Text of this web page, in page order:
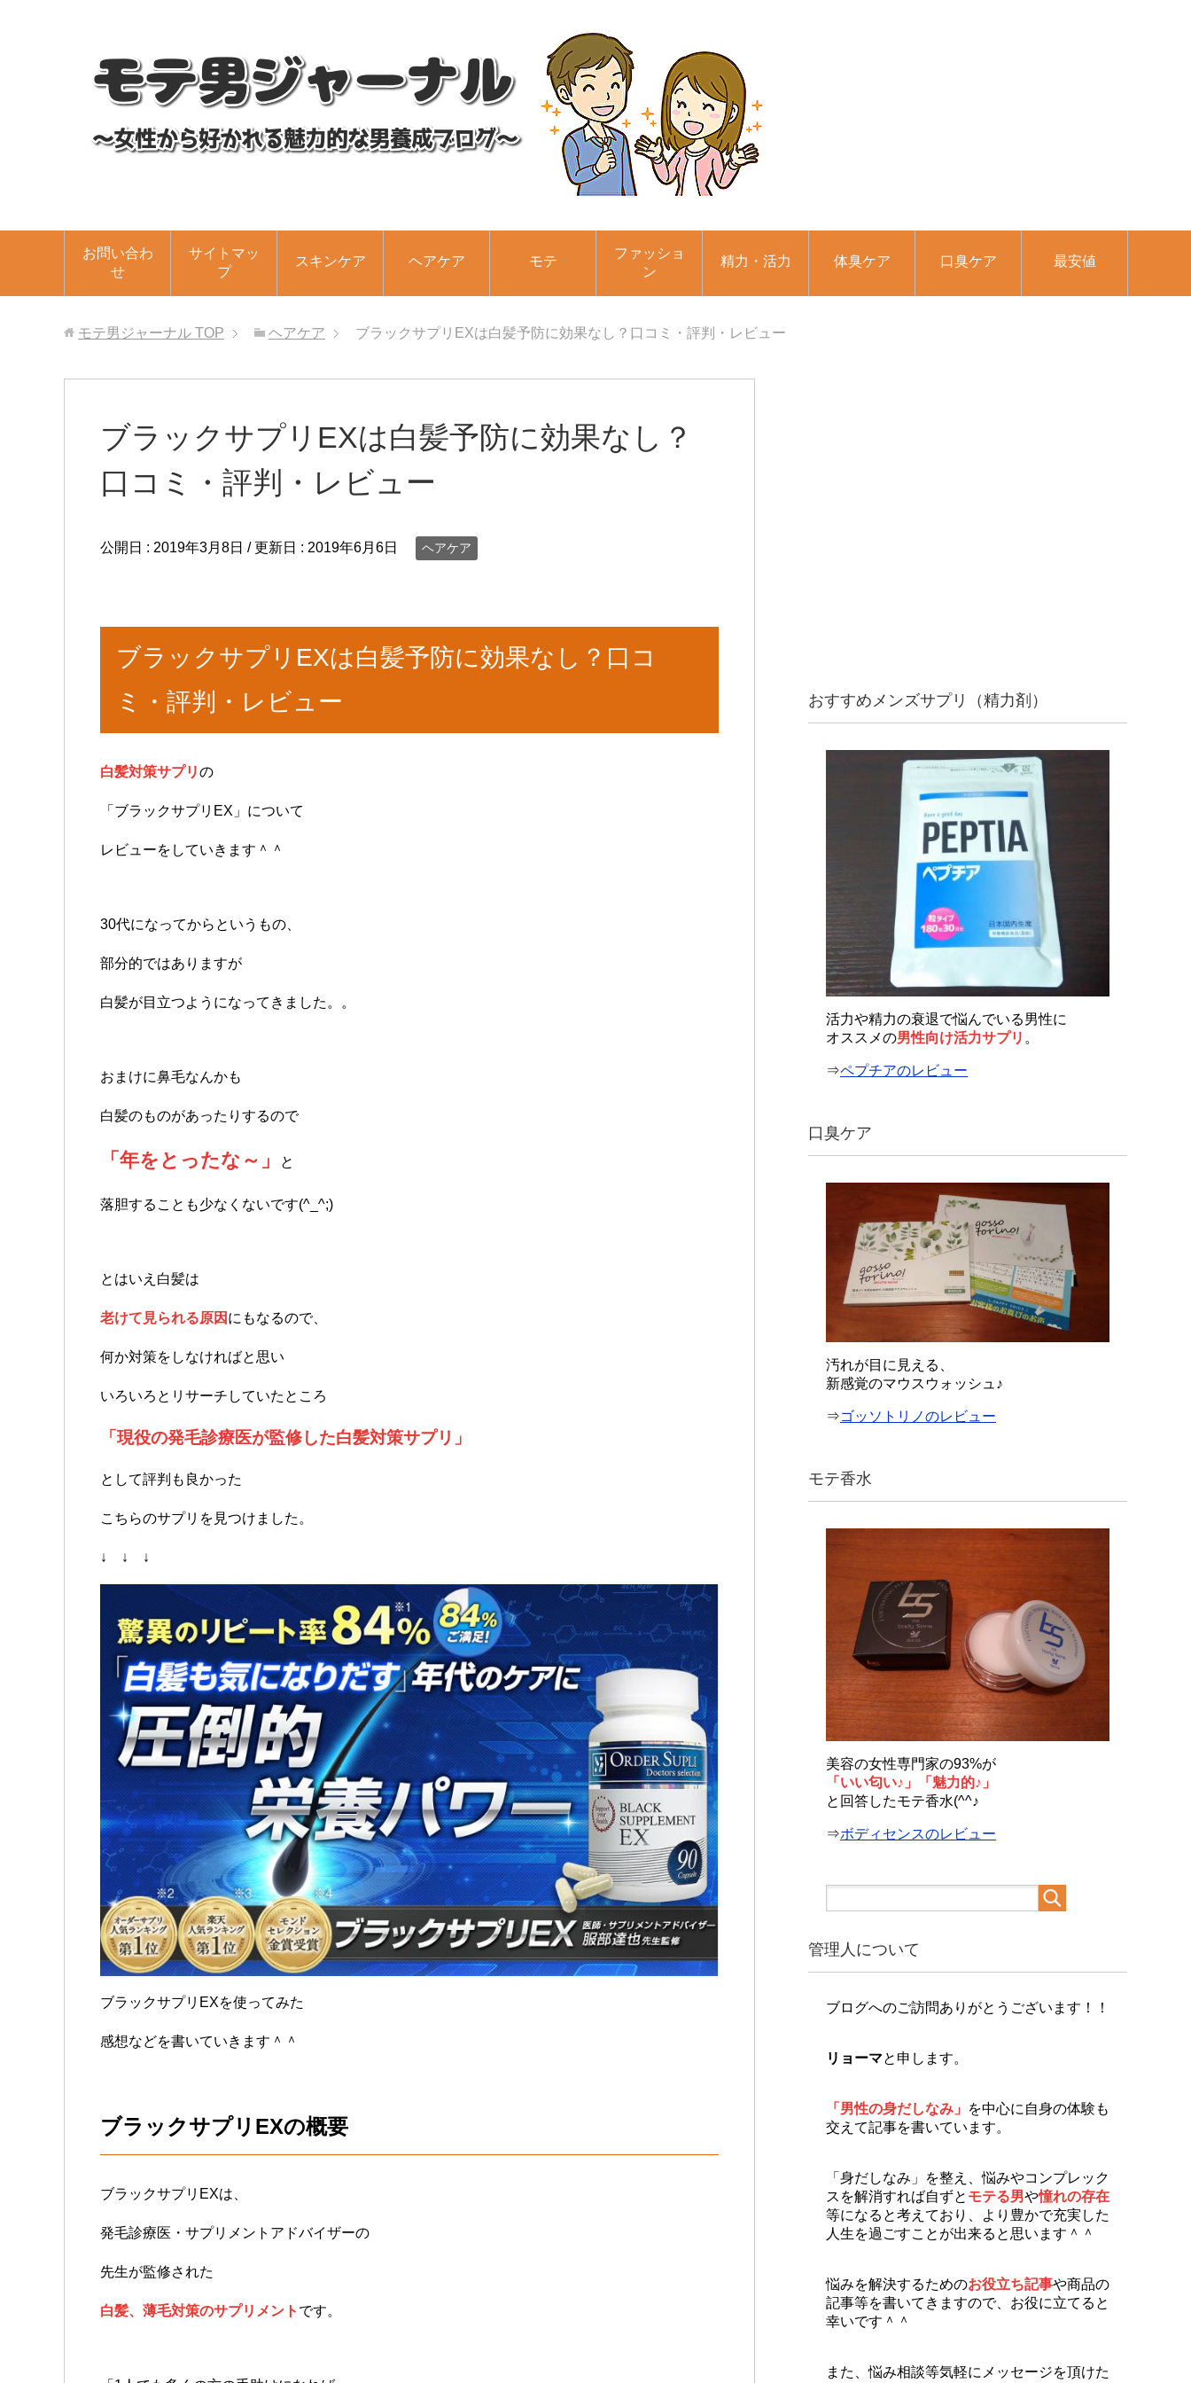
お問い合わ
せ
サイトマッ
プ
スキンケア ヘアケア モテ
ファッショ
ン
精力・活力 体臭ケア 口臭ケア 最安値
モテ男ジャーナル TOP ヘアケア ブラックサプリEXは白髪予防に効果なし？口コミ・評判・レビュー
ブラックサプリEXは白髪予防に効果なし？
口コミ・評判・レビュー
公開日 : 2019年3月8日 / 更新日 : 2019年6月6日 ヘアケア
ブラックサプリEXは白髪予防に効果なし？口コ
ミ・評判・レビュー
白髪対策サプリの
「ブラックサプリEX」について
レビューをしていきます＾＾
30代になってからというもの、
部分的ではありますが
白髪が目立つようになってきました。。
おまけに鼻毛なんかも
白髪のものがあったりするので
「年をとったな～」 と
落胆することも少なくないです(^_^;)
とはいえ白髪は
老けて見られる原因 にもなるので、
何か対策をしなければと思い
いろいろとリサーチしていたところ
「現役の発毛診療医が監修した白髪対策サプリ」
として評判も良かった
こちらのサプリを見つけました。
↓ ↓ ↓
ブラックサプリEXを使ってみた
感想などを書いていきます＾＾
ブラックサプリEXの概要
ブラックサプリEXは、
発毛診療医・サプリメントアドバイザーの
先生が監修された
白髪、薄毛対策のサプリメント です。
おすすめメンズサプリ（精力剤）
活力や精力の衰退で悩んでいる男性に
オススメの男性向け活力サプリ 。
⇒ペプチアのレビュー
口臭ケア
汚れが目に見える、
新感覚のマウスウォッシュ♪
⇒ゴッソトリノのレビュー
モテ香水
美容の女性専門家の93%が
「いい匂い♪」「魅力的♪」
と回答したモテ香水(^^♪
⇒ボディセンスのレビュー
管理人について
ブログへのご訪問ありがとうございます！！
リョーマと申します。
「男性の身だしなみ」
を中心に自身の体験も
交えて記事を書いています。
「身だしなみ」を整え、悩みやコンプレック
スを解消すれば自ずと モテる男や憧れの存在
等になると考えており、より豊かで充実した
人生を過ごすことが出来ると思います＾＾
悩みを解決するためのお役立ち記事や商品の
記事等を書いてきますので、お役に立てると
幸いです＾＾
また、悩み相談等気軽にメッセージを頂けた